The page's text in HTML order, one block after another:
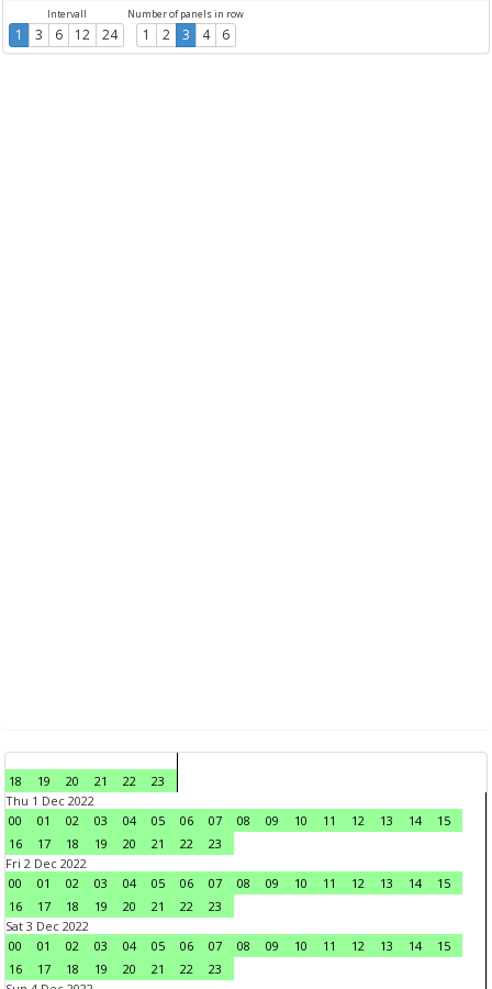
Intervall
1 3 6 12 24
Number of panels in row
1 2 3 4 6
18 19 20 21 22
23
Thu 1 Dec 2022
00
01 02 03 04 05 06 07 08 09 10 11 12 13 14
15
16
17 18 19 20 21 22
23
Fri 2 Dec 2022
00
01 02 03 04 05 06 07 08 09 10 11 12 13 14
15
16
17 18 19 20 21 22
23
Sat 3 Dec 2022
00
01 02 03 04 05 06 07 08 09 10 11 12 13 14
15
16
17 18 19 20 21 22
23